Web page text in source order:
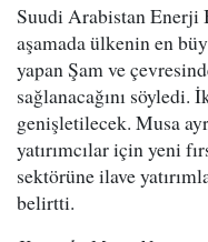
Suudi Arabistan Enerji
aşamada ülkenin en
yapan Şam ve
sağlanacağını söyledi.
genişletilecek. Musa
yatırımcılar için yeni
sektörüne ilave
belirtti.